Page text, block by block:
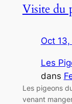
Visite du
Oct 13,
Les
dans
Les pigeons
venant